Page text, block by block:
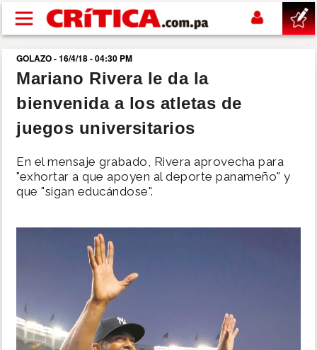
Pasar al contenido principal
buscar
SUCESOS
POLÍTICA
MUNDO
INSÓLITAS
GOLAZO - 16/4/18 - 04:30 PM
Mariano Rivera le da la
bienvenida a los atletas de
juegos universitarios
En el mensaje grabado, Rivera aprovecha para
"exhortar a que apoyen al deporte panameño" y
que "sigan educándose".